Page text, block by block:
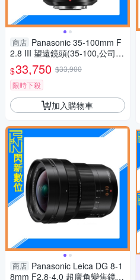
商店 Panasonic 35-100mm F
2.8 III 望遠鏡頭(35-100,公司
貨)H-ES35100GC
$33,750 $33,900
限時下殺
加入購物車
商店 Panasonic Leica DG 8-1
8mm F2.8-4.0 超廣角變焦鏡(8